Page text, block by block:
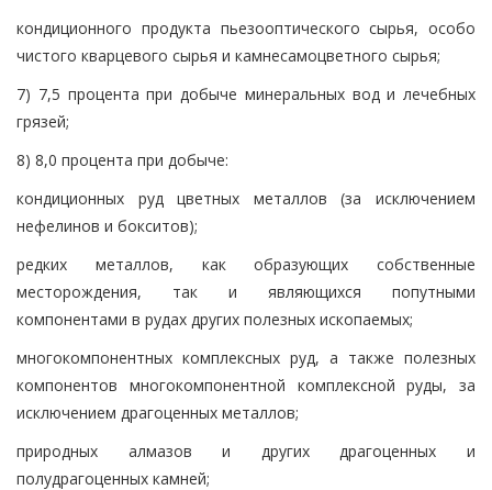
кондиционного продукта пьезооптического сырья, особо
чистого кварцевого сырья и камнесамоцветного сырья;
7) 7,5 процента при добыче минеральных вод и лечебных
грязей;
8) 8,0 процента при добыче:
кондиционных руд цветных металлов (за исключением
нефелинов и бокситов);
редких металлов, как образующих собственные
месторождения, так и являющихся попутными
компонентами в рудах других полезных ископаемых;
многокомпонентных комплексных руд, а также полезных
компонентов многокомпонентной комплексной руды, за
исключением драгоценных металлов;
природных алмазов и других драгоценных и
полудрагоценных камней;